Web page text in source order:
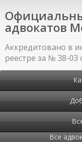
адвокатов
Аккредитовано в
реестре за № 38-03
Все